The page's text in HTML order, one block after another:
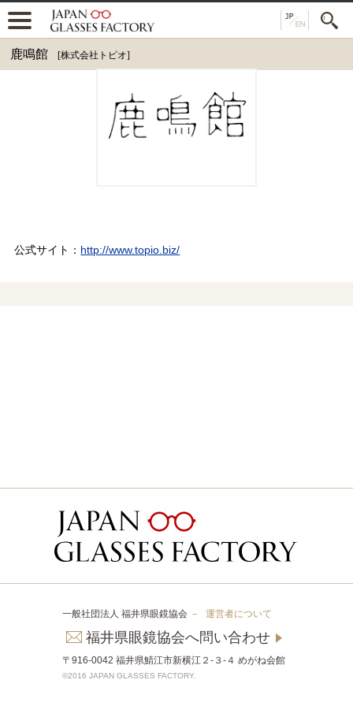
鹿鳴館 [株式会社トピオ]
公式サイト： http://www.topio.biz/
一般社団法人 福井県眼鏡協会 － 運営者について
福井県眼鏡協会へ問い合わせ
〒916-0042 福井県鯖江市新横江２-３-４ めがね会館
©2016 JAPAN GLASSES FACTORY.